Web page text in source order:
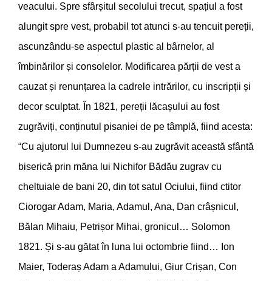
veacului. Spre sfârșitul secolului trecut, spațiul a fost
alungit spre vest, probabil tot atunci s-au tencuit pereții,
ascunzându-se aspectul plastic al bârnelor, al
îmbinărilor și consolelor. Modificarea părții de vest a
cauzat și renunțarea la cadrele intrărilor, cu inscripții și
decor sculptat. În 1821, pereții lăcașului au fost
zugrăviți, conținutul pisaniei de pe tâmplă, fiind acesta:
“Cu ajutorul lui Dumnezeu s-au zugrăvit această sfântă
biserică prin măna lui Nichifor Bădău zugrav cu
cheltuiale de bani 20, din tot satul Ociului, fiind ctitor
Ciorogar Adam, Maria, Adamul, Ana, Dan crâșnicul,
Bălan Mihaiu, Petrișor Mihai, gronicul… Solomon
1821. Și s-au gătat în luna lui octombrie fiind… Ion
Maier, Toderaș Adam a Adamului, Giur Crișan, Con